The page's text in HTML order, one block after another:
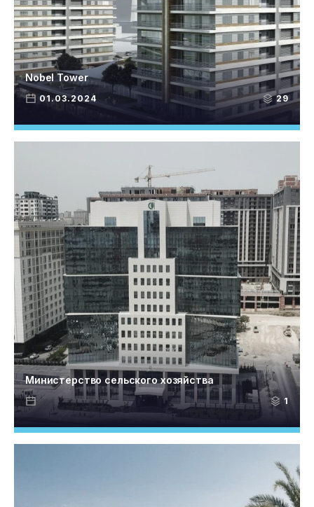
01.03.2024 29
Nobel Tower
1
Министерство сельского хозяйства